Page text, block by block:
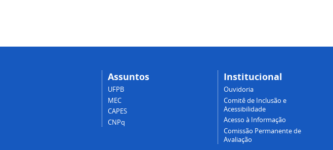
Assuntos
UFPB
MEC
CAPES
CNPq
Institucional
Ouvidoria
Comitê de Inclusão e
Acessibilidade
Acesso à Informação
Comissão Permanente de
Avaliação